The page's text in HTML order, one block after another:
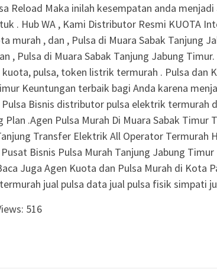
Reload Maka inilah kesempatan anda
. Hub WA , Kami Distributor Resmi KUOTA
murah , dan , Pulsa di Muara Sabak Tanjung
, Pulsa di Muara Sabak Tanjung Jabung
kuota, pulsa, token listrik termurah . Pulsa dan
Keuntungan terbaik bagi Anda karena
Pulsa Bisnis distributor pulsa elektrik termurah
Plan .Agen Pulsa Murah Di Muara Sabak Timur
Transfer Elektrik All Operator Termurah
Bisnis Pulsa Murah Tanjung Jabung
Juga Agen Kuota dan Pulsa Murah di Kota
jual pulsa data jual pulsa fisik simpati
516